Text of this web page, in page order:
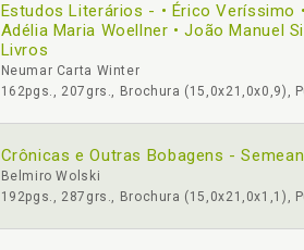
Estudos Literários - • Érico Veríssimo
Adélia Maria Woellner • João Manuel
Livros
Neumar Carta Winter
162pgs., 207grs., Brochura (15,0x21,0x0,9),
Crônicas e Outras Bobagens -
Belmiro Wolski
192pgs., 287grs., Brochura (15,0x21,0x1,1),